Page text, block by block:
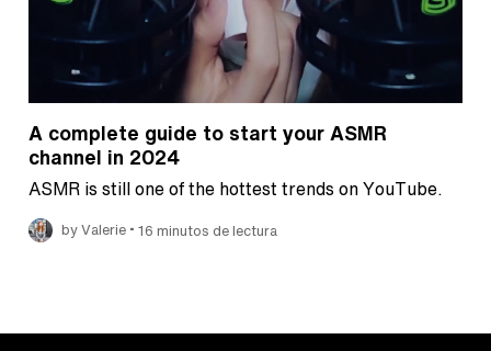
A complete guide to start your ASMR
channel in 2024
ASMR is still one of the hottest trends on YouTube.
by Valerie • 16 minutos de lectura